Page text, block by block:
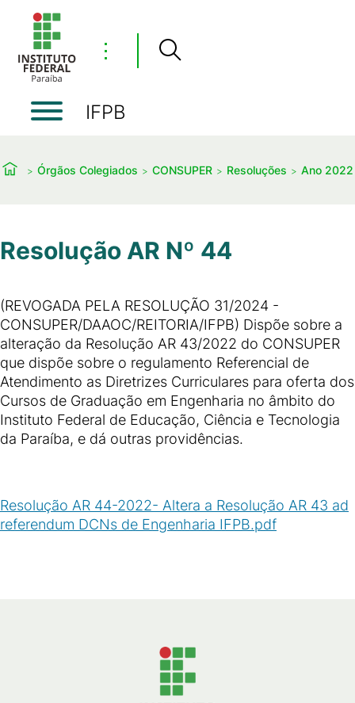
⋮
IFPB
Órgãos Colegiados CONSUPER Resoluções Ano 2022
Resolução AR Nº 44
(REVOGADA PELA RESOLUÇÃO 31/2024 -
CONSUPER/DAAOC/REITORIA/IFPB) Dispõe sobre a
alteração da Resolução AR 43/2022 do CONSUPER
que dispõe sobre o regulamento Referencial de
Atendimento as Diretrizes Curriculares para oferta dos
Cursos de Graduação em Engenharia no âmbito do
Instituto Federal de Educação, Ciência e Tecnologia
da Paraíba, e dá outras providências.
Resolução AR 44-2022- Altera a Resolução AR 43 ad
referendum DCNs de Engenharia IFPB.pdf